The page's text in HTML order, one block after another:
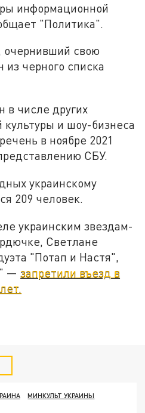
информационной
"Политика".
очернивший свою
черного списка
в числе других
культуры и шоу-бизнеса
в ноябре 2021
СБУ.
украинскому
209 человек.
украинским звездам-
Светлане
"Потап и Настя",
— запретили въезд в
МИНКУЛЬТ УКРАИНЫ